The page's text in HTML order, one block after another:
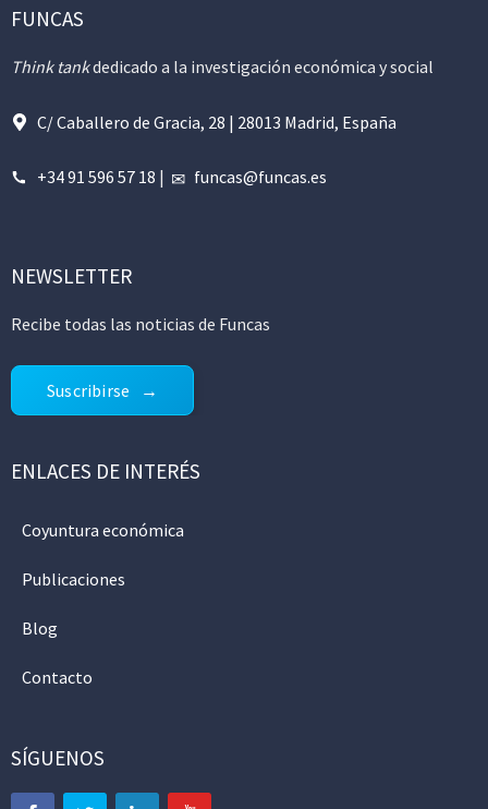
FUNCAS
Think tankdedicado a la investigación económica y social
C/ Caballero de Gracia, 28 | 28013 Madrid, España
+34 91 596 57 18 | funcas@funcas.es
NEWSLETTER
Recibe todas las noticias de Funcas
Suscribirse
ENLACES DE INTERÉS
Coyuntura económica
Publicaciones
Blog
Contacto
SÍGUENOS